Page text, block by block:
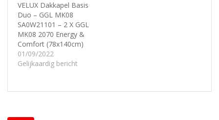
VELUX Dakkapel Basis
Duo – GGL MK08
SA0W21101 – 2 X GGL
MK08 2070 Energy &
Comfort (78x140cm)
01/09/2022
Gelijkaardig bericht